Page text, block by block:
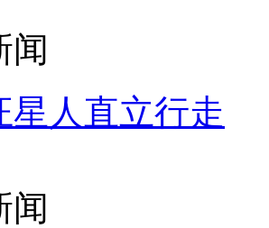
闻
星人直立行走
闻